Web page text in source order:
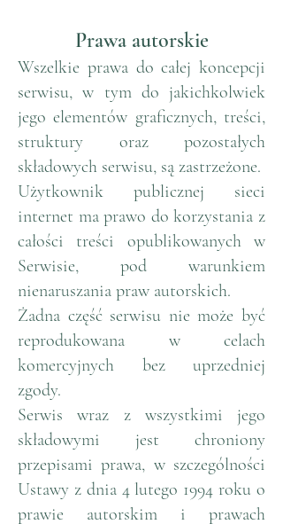
Prawa autorskie
Wszelkie prawa do całej koncepcji
serwisu, w tym do jakichkolwiek
jego elementów graficznych, treści,
struktury oraz pozostałych
składowych serwisu, są zastrzeżone.
Użytkownik publicznej sieci
internet ma prawo do korzystania z
całości treści opublikowanych w
Serwisie, pod warunkiem
nienaruszania praw autorskich.
Żadna część serwisu nie może być
reprodukowana w celach
komercyjnych bez uprzedniej
zgody.
Serwis wraz z wszystkimi jego
składowymi jest chroniony
przepisami prawa, w szczególności
Ustawy z dnia 4 lutego 1994 roku o
prawie autorskim i prawach